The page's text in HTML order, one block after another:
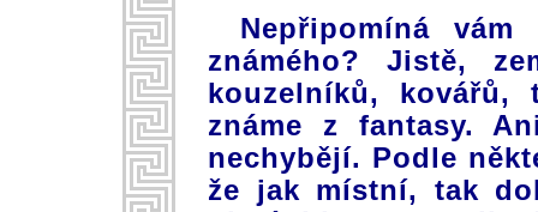
Nepřipomíná
známého? Jistě,
kouzelníků, kovářů,
známe z fantasy.
nechybějí. Podle
že jak místní, tak